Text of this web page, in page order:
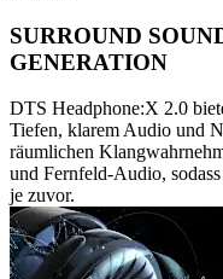
SURROUND
GENERATION
DTS Headphone:X 2.0
Tiefen, klarem Audio und
räumlichen
und Fernfeld-Audio,
je zuvor.